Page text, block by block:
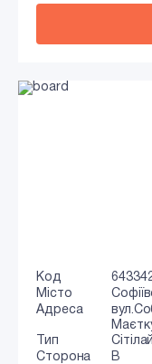
Код
Місто
Адреса
Тип
Сторона
B